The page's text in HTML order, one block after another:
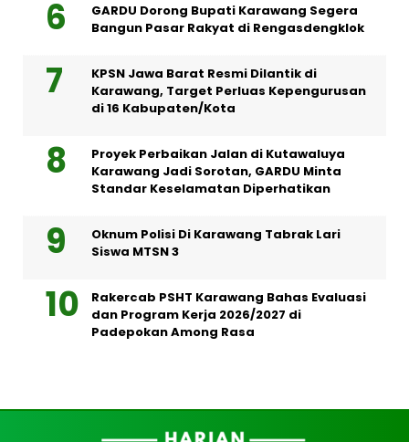
GARDU Dorong Bupati Karawang Segera
Bangun Pasar Rakyat di Rengasdengklok
KPSN Jawa Barat Resmi Dilantik di
Karawang, Target Perluas Kepengurusan
di 16 Kabupaten/Kota
Proyek Perbaikan Jalan di Kutawaluya
Karawang Jadi Sorotan, GARDU Minta
Standar Keselamatan Diperhatikan
Oknum Polisi Di Karawang Tabrak Lari
Siswa MTSN 3
Rakercab PSHT Karawang Bahas Evaluasi
dan Program Kerja 2026/2027 di
Padepokan Among Rasa